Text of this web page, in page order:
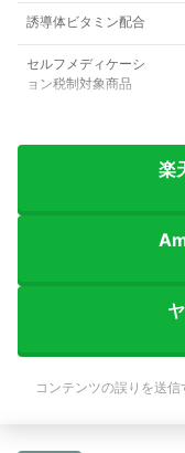
誘導体ビタミン配合
セルフメディケーシ
ョン税制対象商品
楽
コンテンツの誤りを送信